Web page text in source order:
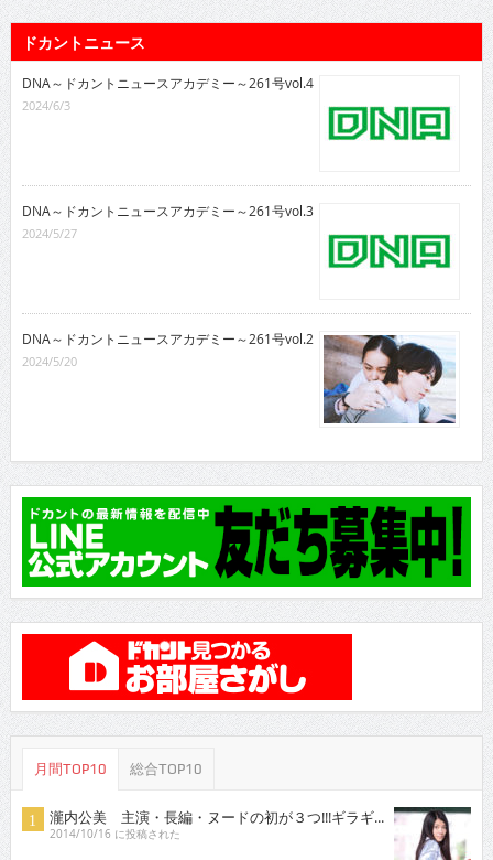
ドカントニュース
DNA～ドカントニュースアカデミー～261号vol.4
2024/6/3
DNA～ドカントニュースアカデミー～261号vol.3
2024/5/27
DNA～ドカントニュースアカデミー～261号vol.2
2024/5/20
月間TOP10 総合TOP10
瀧内公美 主演・長編・ヌードの初が３つ!!!ギラギ...
2014/10/16 に投稿された